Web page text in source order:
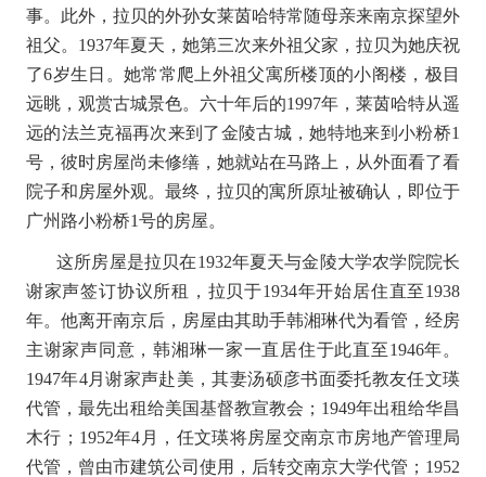
事。此外，拉贝的外孙女莱茵哈特常随母亲来南京探望外
祖父。 1937年夏天，她第三次来外祖父家，拉贝为她庆祝
了6岁生日。她常常爬上外祖父寓所楼顶的小阁楼，极目
远眺，观赏古城景色。六十年后的1997年，莱茵哈特从遥
远的法兰克福再次来到了金陵古城，她特地来到小粉桥1
号，彼时房屋尚未修缮，她就站在马路上，从外面看了看
院子和房屋外观。最终，拉贝的寓所原址被确认，即位于
广州路小粉桥1号的房屋。
这所房屋是拉贝在1932年夏天与金陵大学农学院院长
谢家声签订协议所租，拉贝于1934年开始居住直至1938
年。他离开南京后，房屋由其助手韩湘琳代为看管，经房
主谢家声同意，韩湘琳一家一直居住于此直至1946年。
1947年4月谢家声赴美，其妻汤硕彦书面委托教友任文瑛
代管，最先出租给美国基督教宣教会； 1949年出租给华昌
木行； 1952年4 月，任文瑛将房屋交南京市房地产管理局
代管，曾由市建筑公司使用，后转交南京大学代管； 1952